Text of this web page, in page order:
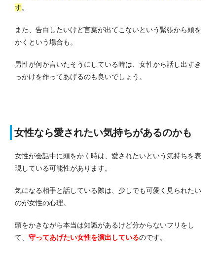
す。
また、告白したいけど言葉が出てこないという緊張から頭を
かくという場合も。
男性が何か言いたそうにしている時は、女性から話し出すき
っかけを作ってあげるのも良いでしょう。
女性なら愛されたい気持ちがあるのかも
女性が会話中に頭をかく時は、愛されたいという気持ちを表
現している可能性があります。
気になる相手と話している際は、少しでも可愛く見られたい
のが女性の心理。
頭をかきながら本当は知識があるけど分からないフリをし
て、 守ってあげたい女性を演出しているのです。